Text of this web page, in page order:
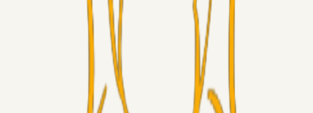
05. aug. 2026
Kommer Jobbe hjem?
05. aug. 2026
Brøndby-TV og u-19